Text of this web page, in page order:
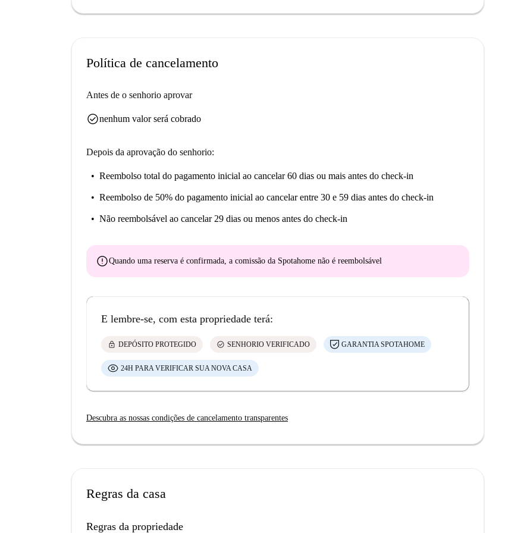
Política de cancelamento
Antes de o senhorio aprovar
check_circlenenhum valor será cobrado
Depois da aprovação do senhorio:
Reembolso total do pagamento inicial ao cancelar 60 dias ou mais antes do check-in
Reembolso de 50% do pagamento inicial ao cancelar entre 30 e 59 dias antes do check-in
Não reembolsável ao cancelar 29 dias ou menos antes do check-in
errorQuando uma reserva é confirmada, a comissão da Spotahome não é reembolsável
E lembre-se, com esta propriedade terá:
lock DEPÓSITO PROTEGIDO check_circle SENHORIO VERIFICADO GARANTIA SPOTAHOME
24H PARA VERIFICAR SUA NOVA CASA
Descubra as nossas condições de cancelamento transparentes
Regras da casa
Regras da propriedade